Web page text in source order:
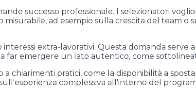
successo professionale. I selezionatori
ad esempio sulla crescita del team o
extra-lavorativi. Questa domanda
far emergere un lato autentico, come
a chiarimenti pratici, come la disponibilità a
complessiva all'interno del